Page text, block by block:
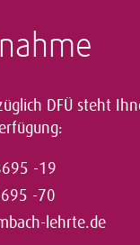
DFÜ steht
-19
-70
lehrte.de